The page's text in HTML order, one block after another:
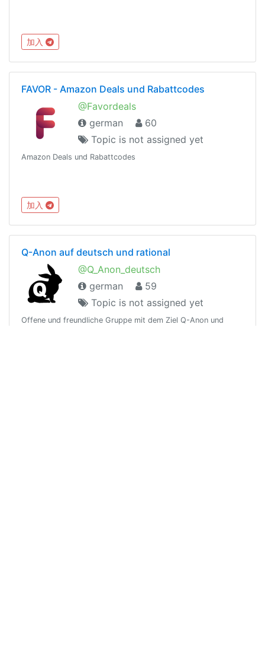
加入
FAVOR - Amazon Deals und Rabattcodes
@Favordeals
german
60
Topic is not assigned yet
Amazon Deals und Rabattcodes
加入
Q-Anon auf deutsch und rational
@Q_Anon_deutsch
german
59
Topic is not assigned yet
Offene und freundliche Gruppe mit dem Ziel Q-Anon und